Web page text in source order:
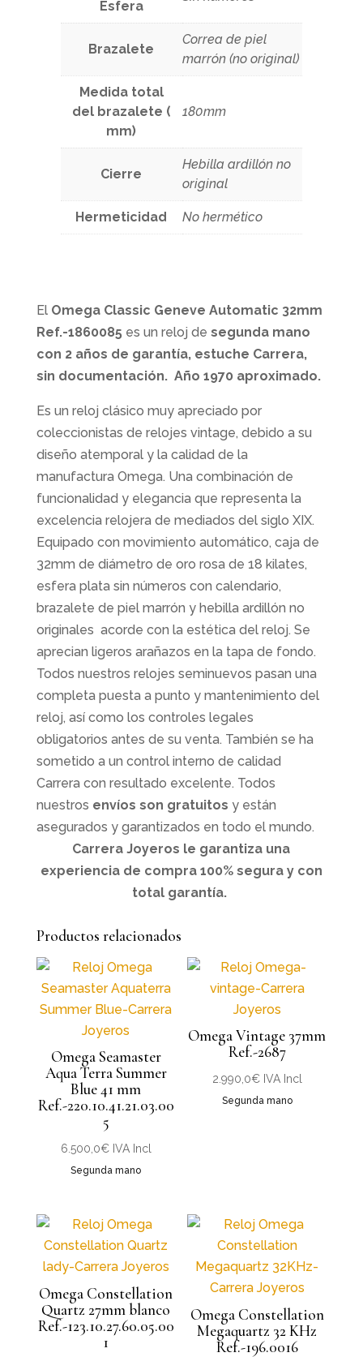
Esfera
Brazalete
Correa de piel
marrón (no original)
Medida total
del brazalete (
mm)
180mm
Cierre
Hebilla ardillón no
original
Hermeticidad No hermético
El Omega Classic Geneve Automatic 32mm
Ref.-1860085 es un reloj de segunda mano
con 2 años de garantía, estuche Carrera,
sin documentación. Año 1970 aproximado.
Es un reloj clásico muy apreciado por
coleccionistas de relojes vintage, debido a su
diseño atemporal y la calidad de la
manufactura Omega. Una combinación de
funcionalidad y elegancia que representa la
excelencia relojera de mediados del siglo XIX.
Equipado con movimiento automático, caja de
32mm de diámetro de oro rosa de 18 kilates,
esfera plata sin números con calendario,
brazalete de piel marrón y hebilla ardillón no
originales acorde con la estética del reloj. Se
aprecian ligeros arañazos en la tapa de fondo.
Todos nuestros relojes seminuevos pasan una
completa puesta a punto y mantenimiento del
reloj, así como los controles legales
obligatorios antes de su venta. También se ha
sometido a un control interno de calidad
Carrera con resultado excelente. Todos
nuestros envíos son gratuitos y están
asegurados y garantizados en todo el mundo.
Carrera Joyeros le garantiza una
experiencia de compra 100% segura y con
total garantía.
Productos relacionados
Omega Seamaster
Aqua Terra Summer
Blue 41 mm
Ref.-220.10.41.21.03.00
5
6.500,0€ IVA Incl
Segunda mano
Omega Vintage 37mm
Ref.-2687
2.990,0€ IVA Incl
Segunda mano
Omega Constellation
Quartz 27mm blanco
Ref.-123.10.27.60.05.00
1
Omega Constellation
Megaquartz 32 KHz
Ref.-196.0016